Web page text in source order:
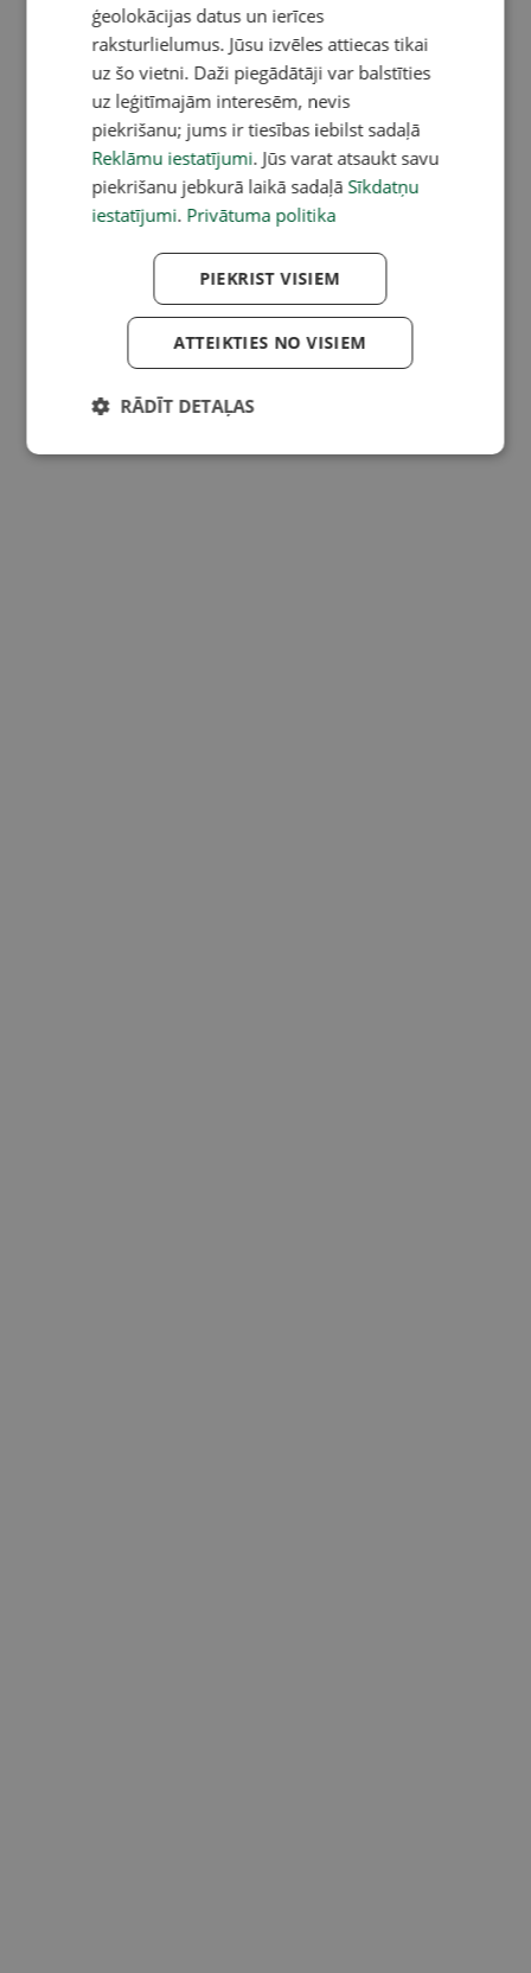
ģeolokācijas datus un ierīces
raksturlielumus. Jūsu izvēles attiecas tikai
uz šo vietni. Daži piegādātāji var balstīties
uz leģitīmajām interesēm, nevis
piekrišanu; jums ir tiesības iebilst sadaļā
Reklāmu iestatījumi. Jūs varat atsaukt savu
piekrišanu jebkurā laikā sadaļā Sīkdatņu
iestatījumi. Privātuma politika
PIEKRIST VISIEM
ATTEIKTIES NO VISIEM
RĀDĪT DETAĻAS